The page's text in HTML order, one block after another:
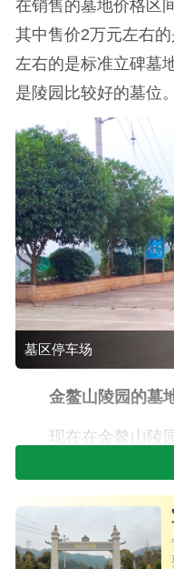
在销售的墓地价格区
其中售价2万元左右
左右的是标准立碑墓
是陵园比较好的墓位。
墓区停车场
金鳌山陵园的墓
现在在金鳌山陵
左右的预算，具体要
如果家属买墓地的
稍好些的高档墓位安
预算不是太多，只要